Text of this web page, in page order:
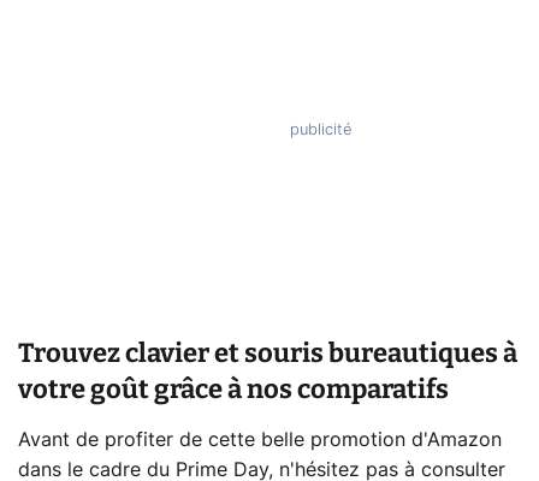
Trouvez clavier et souris bureautiques à
votre goût grâce à nos comparatifs
Avant de profiter de cette belle promotion d'Amazon
dans le cadre du Prime Day, n'hésitez pas à consulter